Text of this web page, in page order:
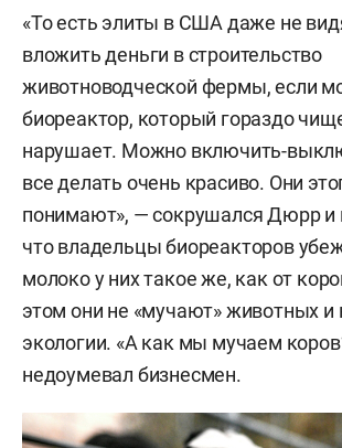
«То есть элиты в США даже не
вложить деньги в строительство
животноводческой фермы, если
биореактор, который гораздо
нарушает. Можно включить-
все делать очень красиво. Они
понимают», — сокрушался Дюрр и
что владельцы биореакторов
молоко у них такое же, как от
этом они не «мучают» животных и
экологии. «А как мы мучаем
недоумевал бизнесмен.